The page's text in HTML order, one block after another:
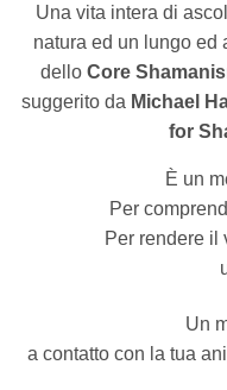
Una vita intera di
natura ed un lungo ed
dello Core
suggerito da Michael
for
È un
Per
Per rendere il
Un
a contatto con la tua